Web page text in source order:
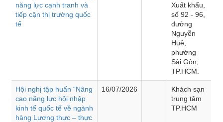
năng lực cạnh tranh và
tiếp cận thị trường quốc
tế
Xuất khẩu,
số 92 - 96,
đường
Nguyễn
Huệ,
phường
Sài Gòn,
TP.HCM.
Hội nghị tập huấn “Nâng
cao năng lực hội nhập
kinh tế quốc tế về ngành
hàng Lương thực – thực
16/07/2026
Khách sạn
trung tâm
TP.HCM